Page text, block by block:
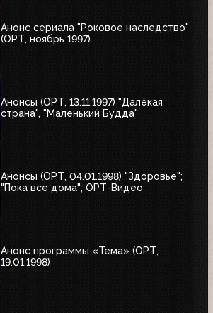
Анонс сериала "Роковое наследство"
(ОРТ, ноябрь 1997)
Анонсы (ОРТ, 13.11.1997) "Далёкая
страна", "Маленький Будда"
Анонсы (ОРТ, 04.01.1998) "Здоровье";
"Пока все дома"; ОРТ-Видео
Анонс программы «Тема» (ОРТ,
19.01.1998)